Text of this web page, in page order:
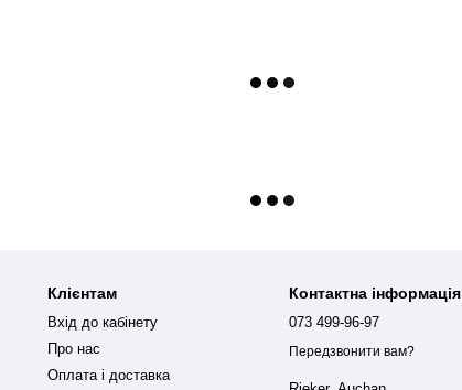
Клієнтам
Вхід до кабінету
Про нас
Оплата і доставка
Контактна інформація
073 499-96-97
Передзвонити вам?